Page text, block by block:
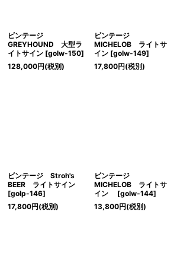
ビンテージ
GREYHOUND 大型ラ
イトサイン [golw-150]
128,000円(税別)
ビンテージ
MICHELOB ライトサ
イン [golw-149]
17,800円(税別)
ビンテージ Stroh's
BEER ライトサイン
[golp-146]
17,800円(税別)
ビンテージ
MICHELOB ライトサ
イン
[golw-144]
13,800円(税別)